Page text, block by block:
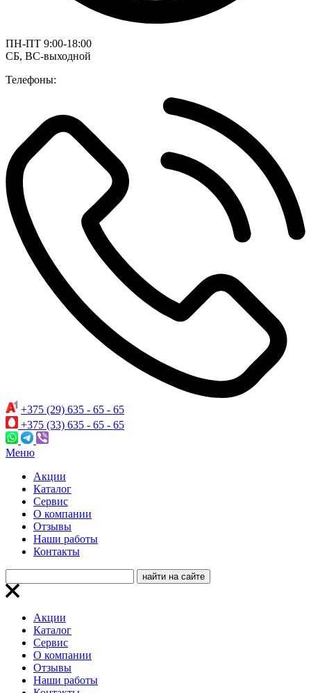
ПН-ПТ 9:00-18:00
СБ, ВС-выходной
Телефоны:
+375 (29) 635 - 65 - 65
+375 (33) 635 - 65 - 65
Меню
Акции
Каталог
Сервис
О компании
Отзывы
Наши работы
Контакты
Акции
Каталог
Сервис
О компании
Отзывы
Наши работы